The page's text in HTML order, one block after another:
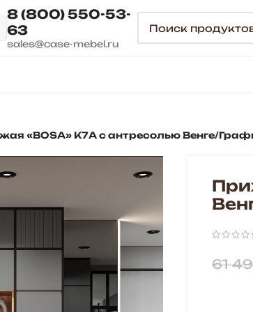
8 (800) 550-53-
63
sales@case-mebel.ru
«BOSA» К7А с антресолью Венге/
61